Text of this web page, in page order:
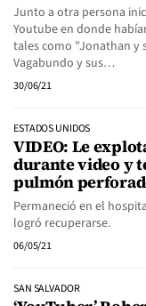
Junto a otra persona
Youtube en donde
tales como "Jonathan y
Vagabundo y sus…
30/06/21
ESTADOS UNIDOS
VIDEO: Le
durante video y
pulmón
Permaneció en el
logró recuperarse.
06/05/21
SAN SALVADOR